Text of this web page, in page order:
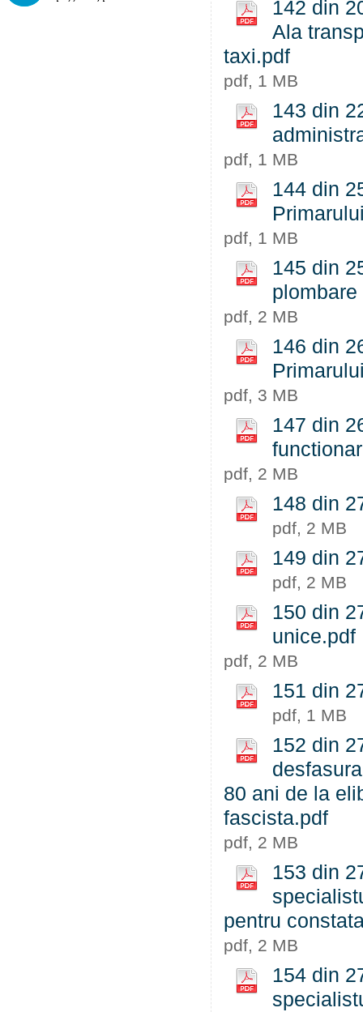
142 din
Ala
taxi.pdf
pdf, 1 MB
143 din
pdf, 1 MB
144 din
pdf, 1 MB
145 din
pdf, 2 MB
146 din
pdf, 3 MB
147 din
pdf, 2 MB
148 din
pdf, 2 MB
149 din
pdf, 2 MB
150 din
unice.pdf
pdf, 2 MB
151 din
pdf, 1 MB
152 din
80 ani de la
fascista.pdf
pdf, 2 MB
153 din
pentru
pdf, 2 MB
154 din